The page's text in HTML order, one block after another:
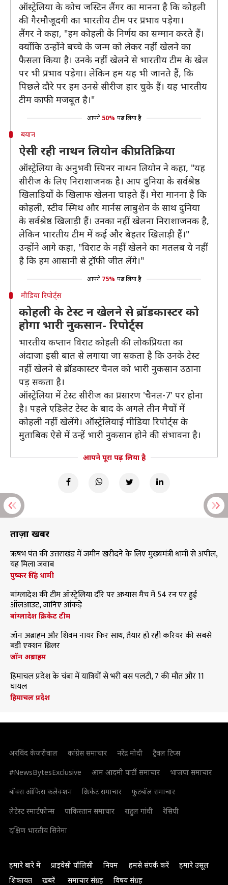
ऑस्ट्रेलिया के कोच जस्टिन लैंगर का मानना है कि कोहली
की गैरमौजूदगी का भारतीय टीम पर प्रभाव पड़ेगा।
लैंगर ने कहा, "हम कोहली के निर्णय का सम्मान करते हैं।
क्योंकि उन्होंने बच्चे के जन्म को लेकर नहीं खेलने का
फैसला किया है। उनके नहीं खेलने से भारतीय टीम के खेल
पर भी प्रभाव पड़ेगा। लेकिन हम यह भी जानते हैं, कि
पिछले दौरे पर हम उनसे सीरीज हार चुके हैं। यह भारतीय
टीम काफी मजबूत है।"
आपने 50% पढ़ लिया है
बयान
ऐसी रही नाथन लियोन की प्रतिक्रिया
​ऑस्ट्रेलिया के अनुभवी स्पिनर नाथन लियोन ने कहा, "यह
सीरीज के लिए निराशाजनक है। आप दुनिया के सर्वश्रेष्ठ
खिलाड़ियों के खिलाफ खेलना चाहते हैं। मेरा मानना है कि
कोहली, स्टीव स्मिथ और मार्नस लाबुशेन के साथ दुनिया
के सर्वश्रेष्ठ खिलाड़ी हैं। उनका नहीं खेलना निराशाजनक है,
लेकिन भारतीय टीम में कई और बेहतर खिलाड़ी हैं।"
उन्होंने आगे कहा, "विराट के नहीं खेलने का मतलब ये नहीं
है कि हम आसानी से ट्रॉफी जीत लेंगे।"
आपने 75% पढ़ लिया है
मीडिया रिपोर्ट्स
कोहली के टेस्ट न खेलने से ब्रॉडकास्टर को
होगा भारी नुकसान- रिपोर्ट्स
भारतीय कप्तान विराट कोहली की लोकप्रियता का
अंदाजा इसी बात से लगाया जा सकता है कि उनके टेस्ट
नहीं खेलने से ब्रॉडकास्टर चैनल को भारी नुकसान उठाना
पड़ सकता है।
ऑस्ट्रेलिया में टेस्ट सीरीज का प्रसारण 'चैनल-7' पर होना
है। पहले एडिलेट टेस्ट के बाद के अगले तीन मैचों में
कोहली नहीं खेलेंगे। ऑस्ट्रेलियाई मीडिया रिपोर्ट्स के
मुताबिक ऐसे में उन्हें भारी नुकसान होने की संभावना है।
आपने पूरा पढ़ लिया है
ताज़ा खबरें
ऋषभ पंत की उत्तराखंड में जमीन खरीदने के लिए मुख्यमंत्री धामी से अपील,
यह मिला जवाब
पुष्कर सिंह धामी
बांग्लादेश की टीम ऑस्ट्रेलिया दौरे पर अभ्यास मैच में 54 रन पर हुई
ऑलआउट, जानिए आंकड़े
बांग्लादेश क्रिकेट टीम
जॉन अब्राहम और शिवम नायर फिर साथ, तैयार हो रही करियर की सबसे
बड़ी एक्शन थ्रिलर
जॉन अब्राहम
हिमाचल प्रदेश के चंबा में यात्रियों से भरी बस पलटी, 7 की मौत और 11
घायल
हिमाचल प्रदेश
अरविंद केजरीवाल कांग्रेस समाचार नरेंद्र मोदी
ट्रैवल टिप्स
#NewsBytesExclusive
आम आदमी पार्टी समाचार
भाजपा समाचार
बॉक्स ऑफिस कलेक्शन
क्रिकेट समाचार
फुटबॉल समाचार
लेटेस्ट स्मार्टफोन्स
पाकिस्तान समाचार राहुल गांधी
रेसिपी
दक्षिण भारतीय सिनेमा
हमारे बारे में प्राइवेसी पॉलिसी नियम हमसे संपर्क करें
हमारे उसूल
शिकायत
खबरें समाचार संग्रह विषय संग्रह